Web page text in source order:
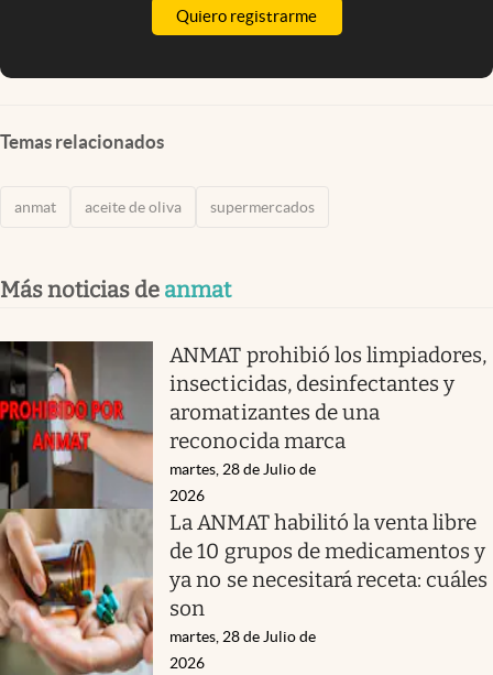
Quiero registrarme
Temas relacionados
anmat aceite de oliva supermercados
Más noticias de anmat
ANMAT prohibió los limpiadores,
insecticidas, desinfectantes y
aromatizantes de una
reconocida marca
martes, 28 de Julio de
2026
La ANMAT habilitó la venta libre
de 10 grupos de medicamentos y
ya no se necesitará receta: cuáles
son
martes, 28 de Julio de
2026